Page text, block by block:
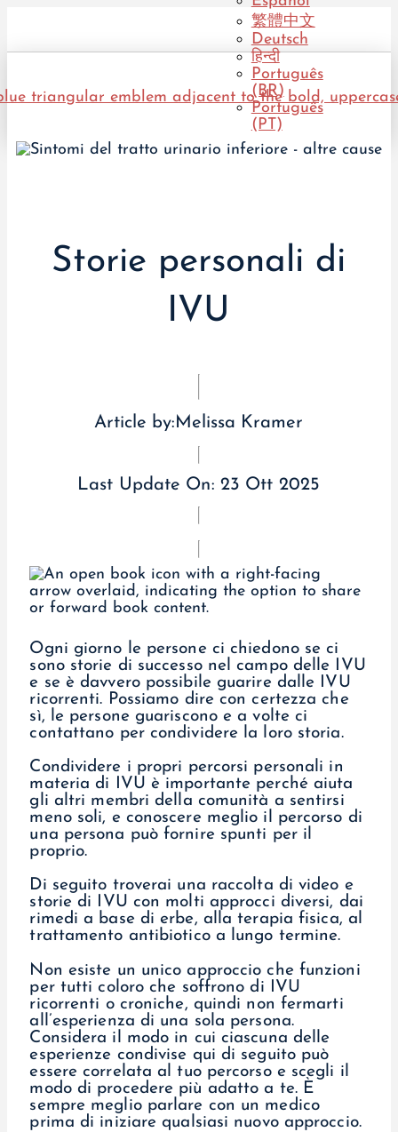
繁體中文
Deutsch
हिन्दी
Português
(BR)
Português
(PT)
Storie personali di
IVU
Article by:Melissa Kramer
Last Update On: 23 Ott 2025
Ogni giorno le persone ci chiedono se ci
sono storie di successo nel campo delle IVU
e se è davvero possibile guarire dalle IVU
ricorrenti. Possiamo dire con certezza che
sì, le persone guariscono e a volte ci
contattano per condividere la loro storia.
Condividere i propri percorsi personali in
materia di IVU è importante perché aiuta
gli altri membri della comunità a sentirsi
meno soli, e conoscere meglio il percorso di
una persona può fornire spunti per il
proprio.
Di seguito troverai una raccolta di video e
storie di IVU con molti approcci diversi, dai
rimedi a base di erbe, alla terapia fisica, al
trattamento antibiotico a lungo termine.
Non esiste un unico approccio che funzioni
per tutti coloro che soffrono di IVU
ricorrenti o croniche, quindi non fermarti
all’esperienza di una sola persona.
Considera il modo in cui ciascuna delle
esperienze condivise qui di seguito può
essere correlata al tuo percorso e scegli il
modo di procedere più adatto a te. È
sempre meglio parlare con un medico
prima di iniziare qualsiasi nuovo approccio.